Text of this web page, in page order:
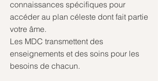
connaissances spécifiques pour
accéder au plan céleste dont fait partie
votre âme.
Les MDC transmettent des
enseignements et des soins pour les
besoins de chacun.